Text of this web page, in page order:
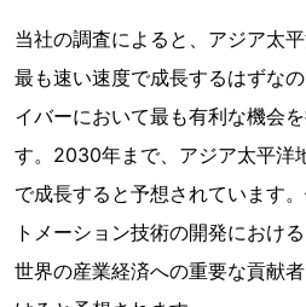
当社の調査によると、アジア太
最も速い速度で成長するはずな
イバーにおいて最も有利な機会
す。2030年まで、アジア太平洋
で成長すると予想されています
トメーション技術の開発におけ
世界の産業経済への重要な貢献